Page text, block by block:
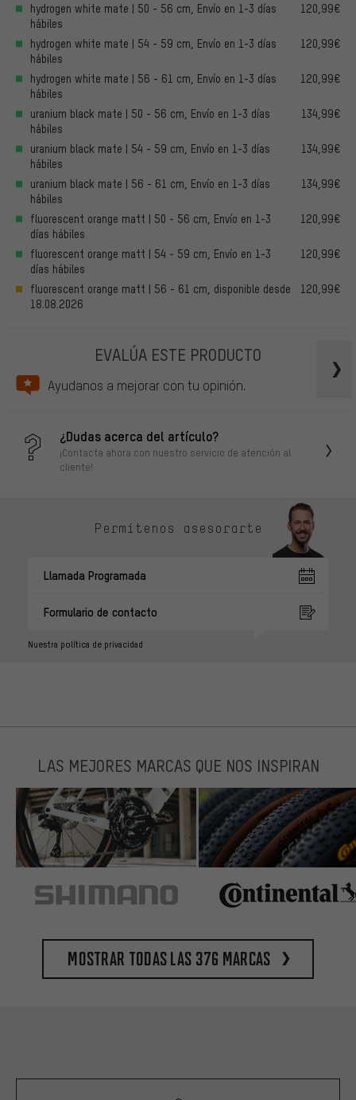
hydrogen white mate | 50 - 56 cm, Envío en 1-3 días
hábiles
120,99€
hydrogen white mate | 54 - 59 cm, Envío en 1-3 días
hábiles
120,99€
hydrogen white mate | 56 - 61 cm, Envío en 1-3 días
hábiles
120,99€
uranium black mate | 50 - 56 cm, Envío en 1-3 días
hábiles
134,99€
uranium black mate | 54 - 59 cm, Envío en 1-3 días
hábiles
134,99€
uranium black mate | 56 - 61 cm, Envío en 1-3 días
hábiles
134,99€
fluorescent orange matt | 50 - 56 cm, Envío en 1-3
días hábiles
120,99€
fluorescent orange matt | 54 - 59 cm, Envío en 1-3
días hábiles
120,99€
fluorescent orange matt | 56 - 61 cm, disponible desde
18.08.2026
120,99€
EVALÚA ESTE PRODUCTO
Ayudanos a mejorar con tu opinión.
¿Dudas acerca del artículo?
¡Contacta ahora con nuestro servicio de atención al
cliente!
Permítenos asesorarte
Llamada Programada
Formulario de contacto
Nuestra política de privacidad
LAS MEJORES MARCAS QUE NOS INSPIRAN
Mostrar todas las 376 marcas